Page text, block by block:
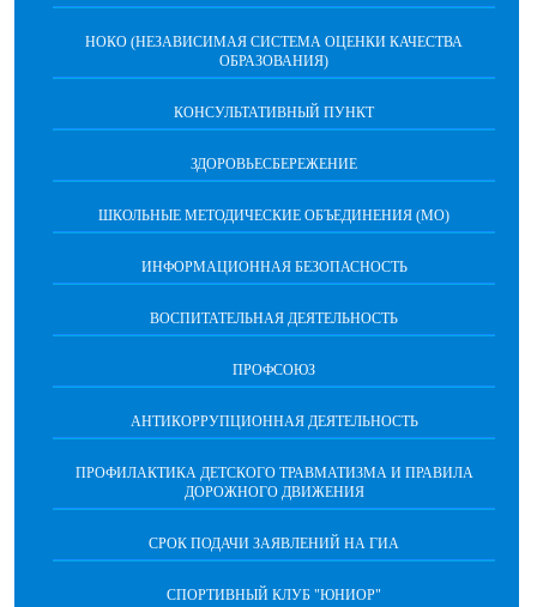
НОКО (НЕЗАВИСИМАЯ СИСТЕМА ОЦЕНКИ КАЧЕСТВА
ОБРАЗОВАНИЯ)
КОНСУЛЬТАТИВНЫЙ ПУНКТ
ЗДОРОВЬЕСБЕРЕЖЕНИЕ
ШКОЛЬНЫЕ МЕТОДИЧЕСКИЕ ОБЪЕДИНЕНИЯ (МО)
ИНФОРМАЦИОННАЯ БЕЗОПАСНОСТЬ
ВОСПИТАТЕЛЬНАЯ ДЕЯТЕЛЬНОСТЬ
ПРОФСОЮЗ
АНТИКОРРУПЦИОННАЯ ДЕЯТЕЛЬНОСТЬ
ПРОФИЛАКТИКА ДЕТСКОГО ТРАВМАТИЗМА И ПРАВИЛА
ДОРОЖНОГО ДВИЖЕНИЯ
СРОК ПОДАЧИ ЗАЯВЛЕНИЙ НА ГИА
СПОРТИВНЫЙ КЛУБ "ЮНИОР"